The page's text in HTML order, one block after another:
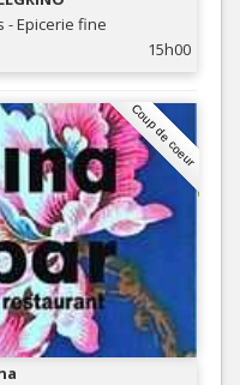
- Epicerie fine
15h00
Coup de coeur